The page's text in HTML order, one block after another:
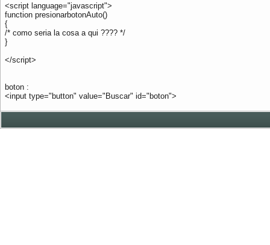
<script language="javascript">
function presionarbotonAuto()
{
/* como seria la cosa a qui ???? */
}
</script>
boton :
<input type="button" value="Buscar" id="boton">